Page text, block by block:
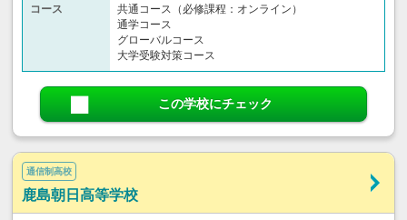
コース
共通コース（必修課程：オンライン）
通学コース
グローバルコース
大学受験対策コース
この学校にチェック
通信制高校
鹿島朝日高等学校